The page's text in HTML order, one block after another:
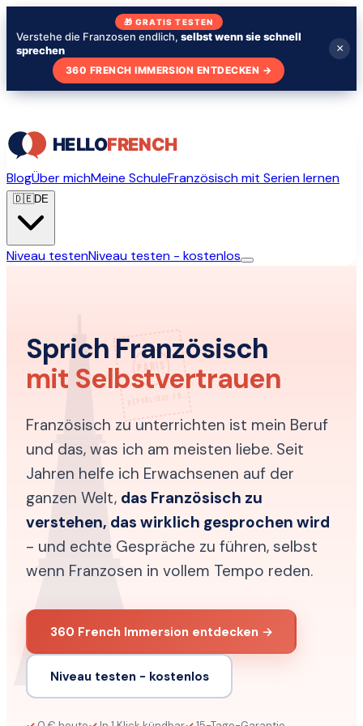
🎁 GRATIS TESTEN
Verstehe die Franzosen endlich, selbst wenn sie schnell
sprechen
360 FRENCH IMMERSION ENTDECKEN →
×
BlogÜber michMeine SchuleFranzösisch mit Serien lernen
🇩🇪DE
Niveau testenNiveau testen - kostenlos
PARIS
RÉPUBLIQUE FR.
Sprich Französisch
mit Selbstvertrauen
Französisch zu unterrichten ist mein Beruf
und das, was ich am meisten liebe. Seit
Jahren helfe ich Erwachsenen auf der
ganzen Welt, das Französisch zu
verstehen, das wirklich gesprochen wird
- und echte Gespräche zu führen, selbst
wenn Franzosen in vollem Tempo reden.
360 French Immersion entdecken →
Niveau testen - kostenlos